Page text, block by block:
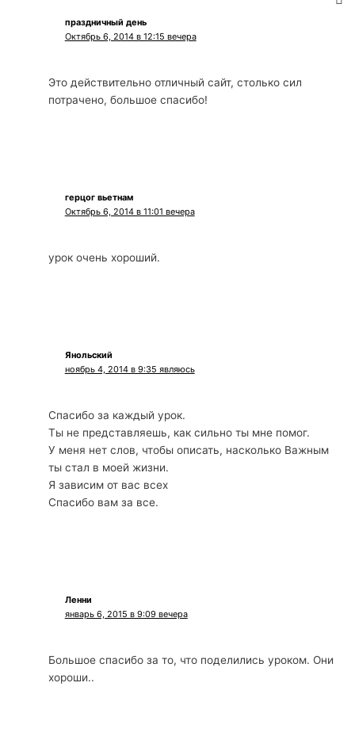
праздничный день
Октябрь 6, 2014 в 12:15 вечера
Это действительно отличный сайт, столько сил
потрачено, большое спасибо!
герцог вьетнам
Октябрь 6, 2014 в 11:01 вечера
урок очень хороший.
Янольский
ноябрь 4, 2014 в 9:35 являюсь
Спасибо за каждый урок.
Ты не представляешь, как сильно ты мне помог.
У меня нет слов, чтобы описать, насколько Важным
ты стал в моей жизни.
Я зависим от вас всех
Спасибо вам за все.
Ленни
январь 6, 2015 в 9:09 вечера
Большое спасибо за то, что поделились уроком. Они
хороши..